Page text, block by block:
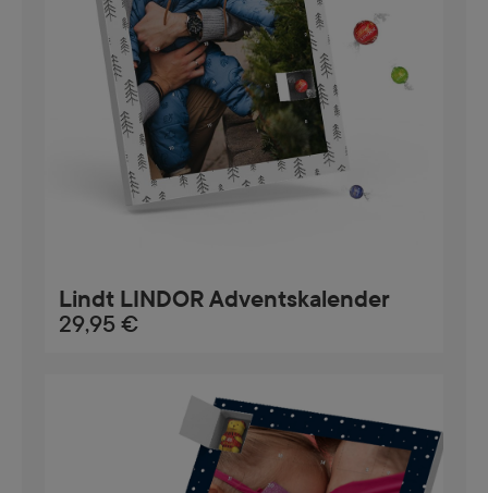
Lindt LINDOR Adventskalender
29,95 €